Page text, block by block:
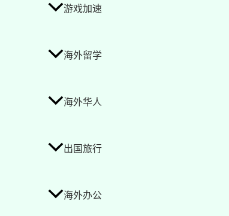
游戏加速
海外留学
海外华人
出国旅行
海外办公